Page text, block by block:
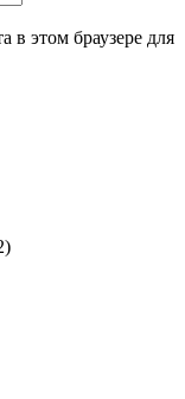
в этом браузере для